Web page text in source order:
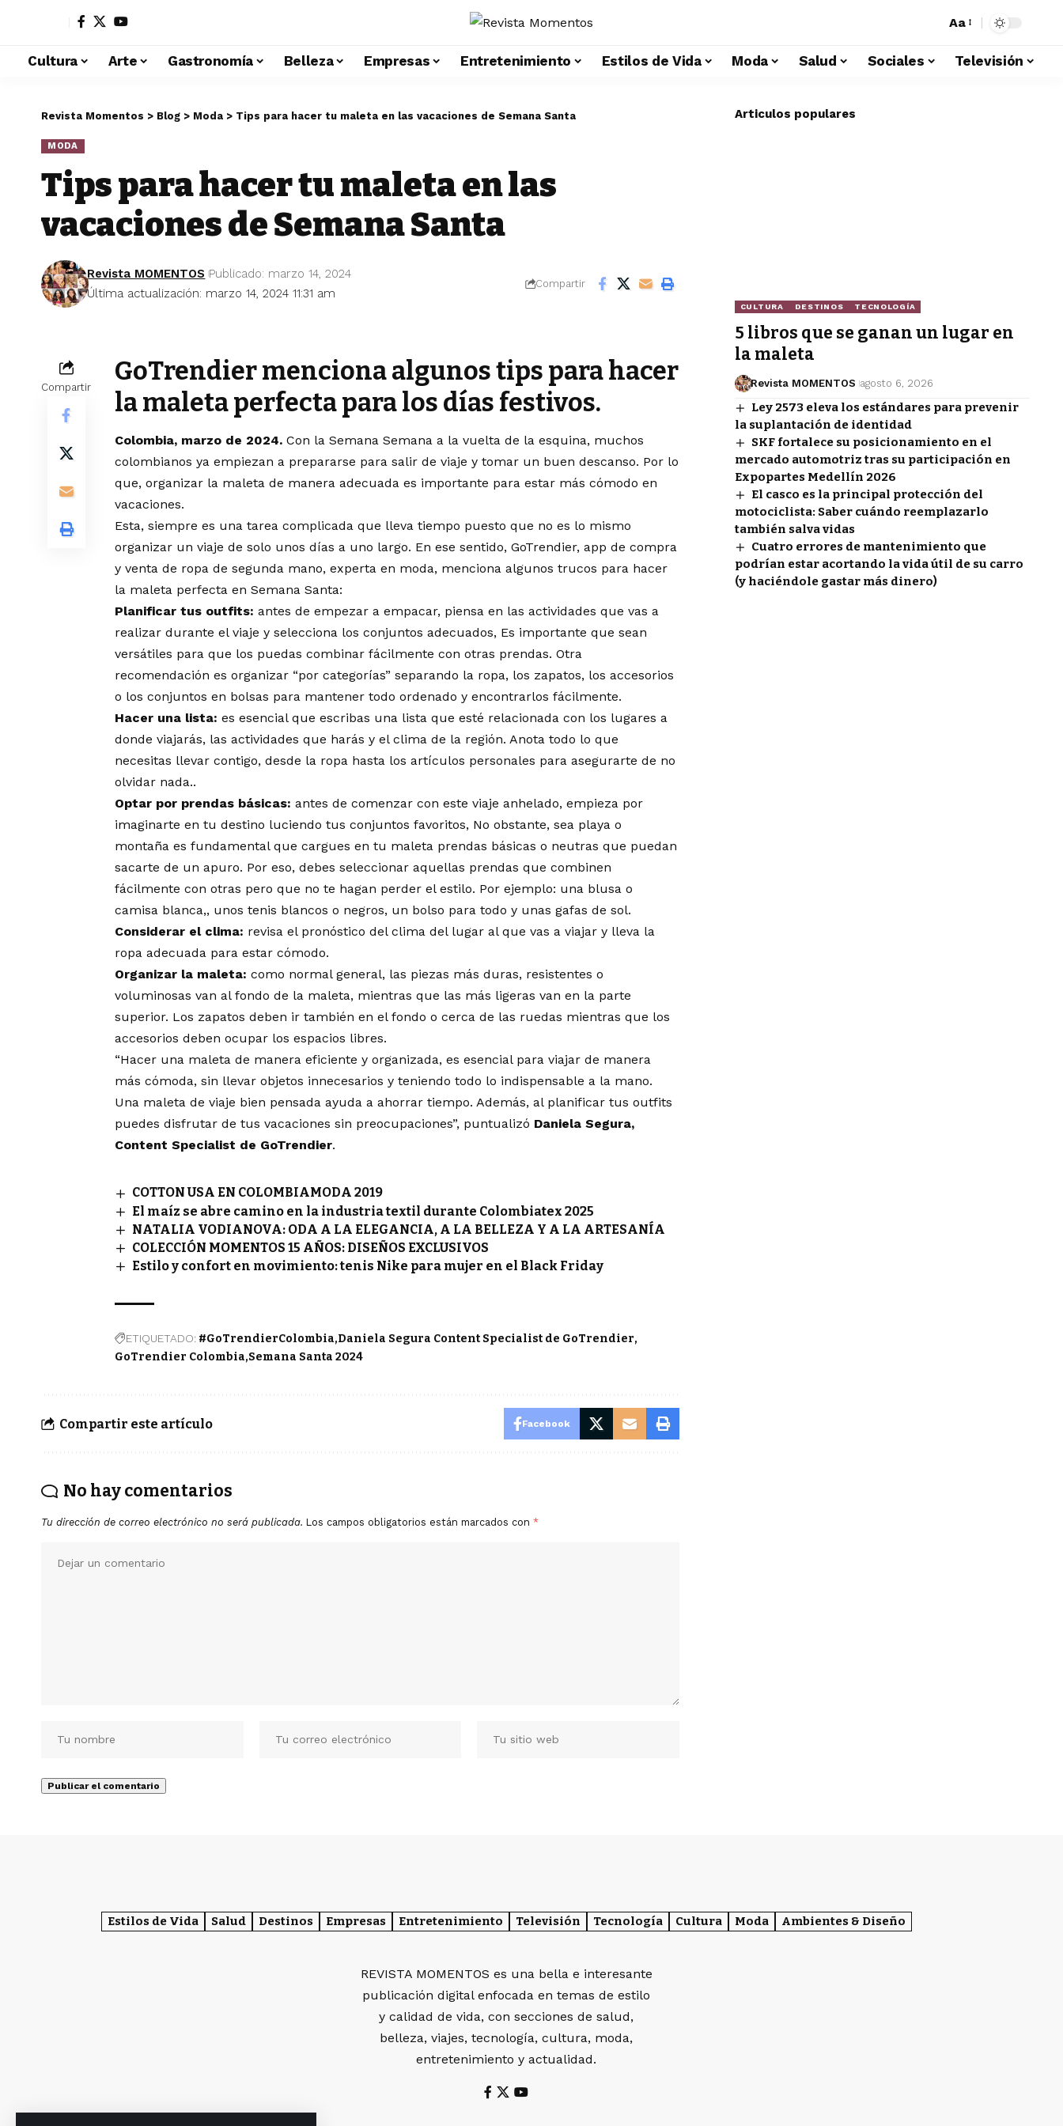
Aa
Cultura Arte Gastronomía Belleza Empresas Entretenimiento Estilos de Vida Moda Salud Sociales Televisión
Revista Momentos > Blog > Moda > Tips para hacer tu maleta en las vacaciones de Semana Santa
MODA
Tips para hacer tu maleta en las
vacaciones de Semana Santa
Última actualización: marzo 14, 2024 11:31 am
Revista MOMENTOS Publicado: marzo 14, 2024
Compartir
Compartir
GoTrendier menciona algunos tips para hacer
la maleta perfecta para los días festivos.
Colombia, marzo de 2024. Con la Semana Semana a la vuelta de la esquina, muchos
colombianos ya empiezan a prepararse para salir de viaje y tomar un buen descanso. Por lo
que, organizar la maleta de manera adecuada es importante para estar más cómodo en
vacaciones.
Esta, siempre es una tarea complicada que lleva tiempo puesto que no es lo mismo
organizar un viaje de solo unos días a uno largo. En ese sentido, GoTrendier, app de compra
y venta de ropa de segunda mano, experta en moda, menciona algunos trucos para hacer
la maleta perfecta en Semana Santa:
Planificar tus outfits: antes de empezar a empacar, piensa en las actividades que vas a
realizar durante el viaje y selecciona los conjuntos adecuados, Es importante que sean
versátiles para que los puedas combinar fácilmente con otras prendas. Otra
recomendación es organizar “por categorías” separando la ropa, los zapatos, los accesorios
o los conjuntos en bolsas para mantener todo ordenado y encontrarlos fácilmente.
Hacer una lista: es esencial que escribas una lista que esté relacionada con los lugares a
donde viajarás, las actividades que harás y el clima de la región. Anota todo lo que
necesitas llevar contigo, desde la ropa hasta los artículos personales para asegurarte de no
olvidar nada..
Optar por prendas básicas: antes de comenzar con este viaje anhelado, empieza por
imaginarte en tu destino luciendo tus conjuntos favoritos, No obstante, sea playa o
montaña es fundamental que cargues en tu maleta prendas básicas o neutras que puedan
sacarte de un apuro. Por eso, debes seleccionar aquellas prendas que combinen
fácilmente con otras pero que no te hagan perder el estilo. Por ejemplo: una blusa o
camisa blanca,, unos tenis blancos o negros, un bolso para todo y unas gafas de sol.
Considerar el clima: revisa el pronóstico del clima del lugar al que vas a viajar y lleva la
ropa adecuada para estar cómodo.
Organizar la maleta: como normal general, las piezas más duras, resistentes o
voluminosas van al fondo de la maleta, mientras que las más ligeras van en la parte
superior. Los zapatos deben ir también en el fondo o cerca de las ruedas mientras que los
accesorios deben ocupar los espacios libres.
“Hacer una maleta de manera eficiente y organizada, es esencial para viajar de manera
más cómoda, sin llevar objetos innecesarios y teniendo todo lo indispensable a la mano.
Una maleta de viaje bien pensada ayuda a ahorrar tiempo. Además, al planificar tus outfits
puedes disfrutar de tus vacaciones sin preocupaciones”, puntualizó Daniela Segura,
Content Specialist de GoTrendier.
COTTON USA EN COLOMBIAMODA 2019
El maíz se abre camino en la industria textil durante Colombiatex 2025
NATALIA VODIANOVA: ODA A LA ELEGANCIA, A LA BELLEZA Y A LA ARTESANÍA
COLECCIÓN MOMENTOS 15 AÑOS: DISEÑOS EXCLUSIVOS
Estilo y confort en movimiento: tenis Nike para mujer en el Black Friday
ETIQUETADO: #GoTrendierColombia Daniela Segura Content Specialist de GoTrendier
GoTrendier Colombia Semana Santa 2024
Compartir este artículo Facebook
No hay comentarios
Tu dirección de correo electrónico no será publicada. Los campos obligatorios están marcados con *
Articulos populares
CULTURA DESTINOS TECNOLOGÍA
5 libros que se ganan un lugar en
la maleta
Revista MOMENTOS agosto 6, 2026
Ley 2573 eleva los estándares para prevenir
la suplantación de identidad
SKF fortalece su posicionamiento en el
mercado automotriz tras su participación en
Expopartes Medellín 2026
El casco es la principal protección del
motociclista: Saber cuándo reemplazarlo
también salva vidas
Cuatro errores de mantenimiento que
podrían estar acortando la vida útil de su carro
(y haciéndole gastar más dinero)
Estilos de Vida Salud Destinos Empresas Entretenimiento Televisión Tecnología Cultura Moda Ambientes & Diseño
REVISTA MOMENTOS es una bella e interesante
publicación digital enfocada en temas de estilo
y calidad de vida, con secciones de salud,
belleza, viajes, tecnología, cultura, moda,
entretenimiento y actualidad.